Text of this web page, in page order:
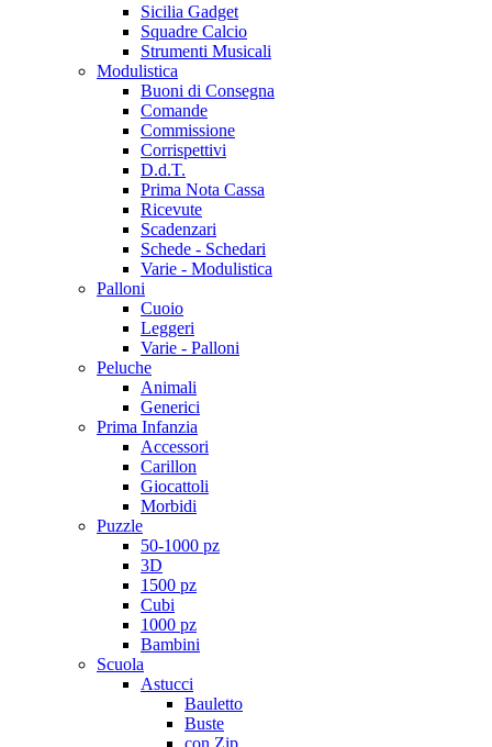
Sicilia Gadget
Squadre Calcio
Strumenti Musicali
Modulistica
Buoni di Consegna
Comande
Commissione
Corrispettivi
D.d.T.
Prima Nota Cassa
Ricevute
Scadenzari
Schede - Schedari
Varie - Modulistica
Palloni
Cuoio
Leggeri
Varie - Palloni
Peluche
Animali
Generici
Prima Infanzia
Accessori
Carillon
Giocattoli
Morbidi
Puzzle
50-1000 pz
3D
1500 pz
Cubi
1000 pz
Bambini
Scuola
Astucci
Bauletto
Buste
con Zip